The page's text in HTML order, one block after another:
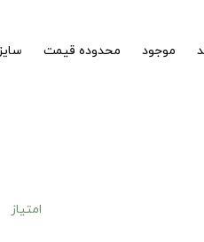
موجود محدوده قیمت
امتیاز